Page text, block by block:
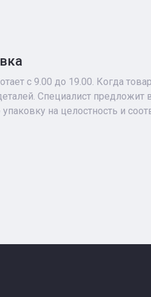
с 9.00 до 19.00. Когда
Специалист
на целостность и